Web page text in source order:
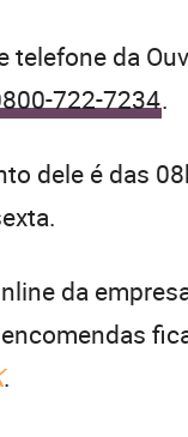
telefone da
722-7234.
dele é das
da
.